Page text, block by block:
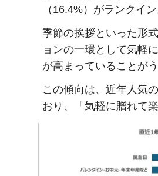
（16.4%）がランクイン
季節の挨拶といった形
ョンの一環として気軽
が高まっていることがう
この傾向は、近年人気
おり、「気軽に贈れて